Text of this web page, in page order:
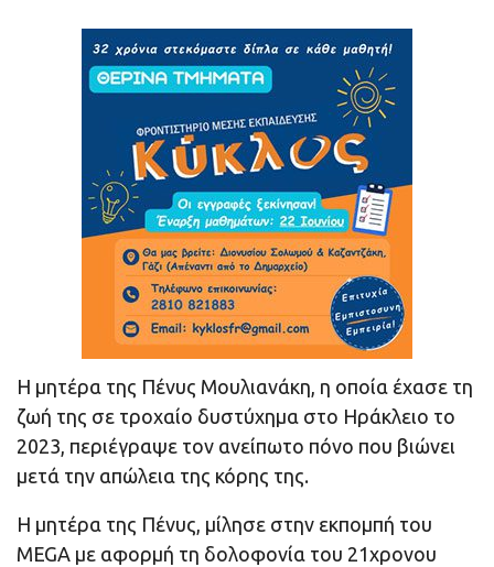
Η μητέρα της Πένυς Μουλιανάκη, η οποία έχασε τη
ζωή της σε τροχαίο δυστύχημα στο Ηράκλειο το
2023, περιέγραψε τον ανείπωτο πόνο που βιώνει
μετά την απώλεια της κόρης της.
Η μητέρα της Πένυς, μίλησε στην εκπομπή του
MEGA με αφορμή τη δολοφονία του 21χρονου